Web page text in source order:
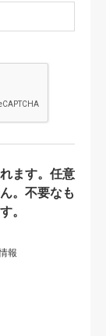
ます。任意
。不要なも
。
報